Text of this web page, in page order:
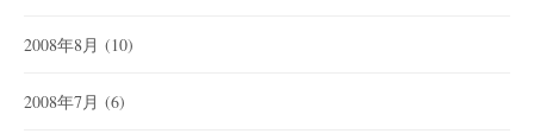
2008年8月 (10)
2008年7月 (6)